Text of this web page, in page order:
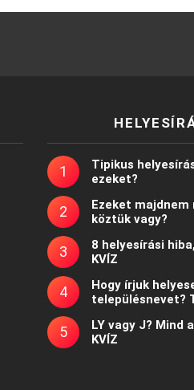
Tipikus
ezeket?
Ezeket majdnem
köztük vagy?
8 helyesírási
KVÍZ
Hogy írjuk
településnevet?
LY vagy J? Mind
KVÍZ